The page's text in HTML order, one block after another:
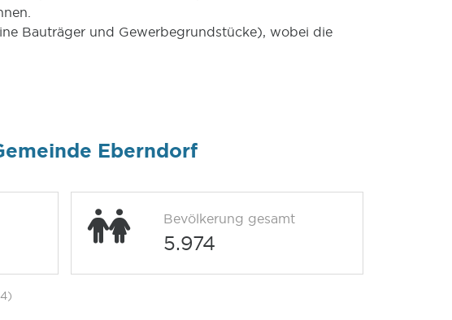
Bauträger und Gewerbegrundstücke), wobei die
Eberndorf
Bevölkerung gesamt
5.974